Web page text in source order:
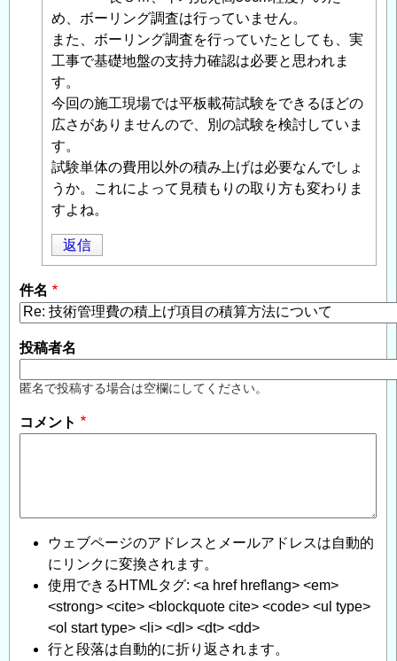
稿
者
に
よ
る
「Re:
技
術
管
理
費
の
上
げ
項
目
の
算
て」
へ
の
返
信
め、ボーリング調査は行っていません。
また、ボーリング調査を行っていたとしても、実
工事で基礎地盤の支持力確認は必要と思われま
す。
今回の施工現場では平板載荷試験をできるほどの
広さがありませんので、別の試験を検討していま
す。
試験単体の費用以外の積み上げは必要なんでしょ
うか。これによって見積もりの取り方も変わりま
すよね。
返信
件名
投稿者名
匿名で投稿する場合は空欄にしてください。
コメント
ウェブページのアドレスとメールアドレスは自動的
にリンクに変換されます。
使用できるHTMLタグ: <a href hreflang> <em>
<strong> <cite> <blockquote cite> <code> <ul type>
<ol start type> <li> <dl> <dt> <dd>
行と段落は自動的に折り返されます。